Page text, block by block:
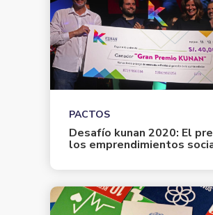
PACTOS
Desafío kunan 2020: El
los emprendimientos